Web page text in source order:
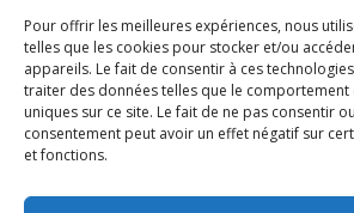
Pour offrir les meilleures expériences, nous
telles que les cookies pour stocker et/ou
appareils. Le fait de consentir à ces
traiter des données telles que le comportement
uniques sur ce site. Le fait de ne pas consentir
consentement peut avoir un effet négatif sur
et fonctions.
Rocknfool, n'hésite
pas à nous envoyer
tes chroniques de
concerts, de films,
séries ou des billets
d'humeur :
net